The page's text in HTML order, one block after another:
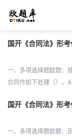
国开《合同法》形
一、多项选择题欧题：
合同作如下处理（）。
国开《合同法》形
一、多项选择题欧题：